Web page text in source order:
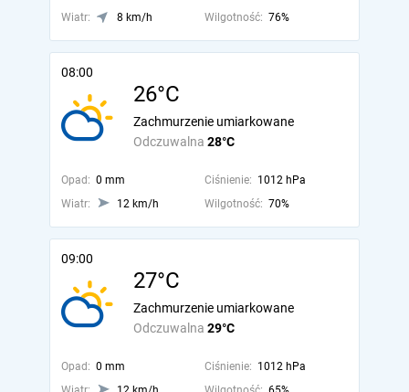
Wiatr: 8 km/h Wilgotność: 76%
08:00
26°C
Odczuwalna 28°C
Zachmurzenie umiarkowane
Opad: 0 mm Ciśnienie: 1012 hPa
Wiatr:
12 km/h Wilgotność: 70%
09:00
27°C
Odczuwalna 29°C
Zachmurzenie umiarkowane
Opad: 0 mm Ciśnienie: 1012 hPa